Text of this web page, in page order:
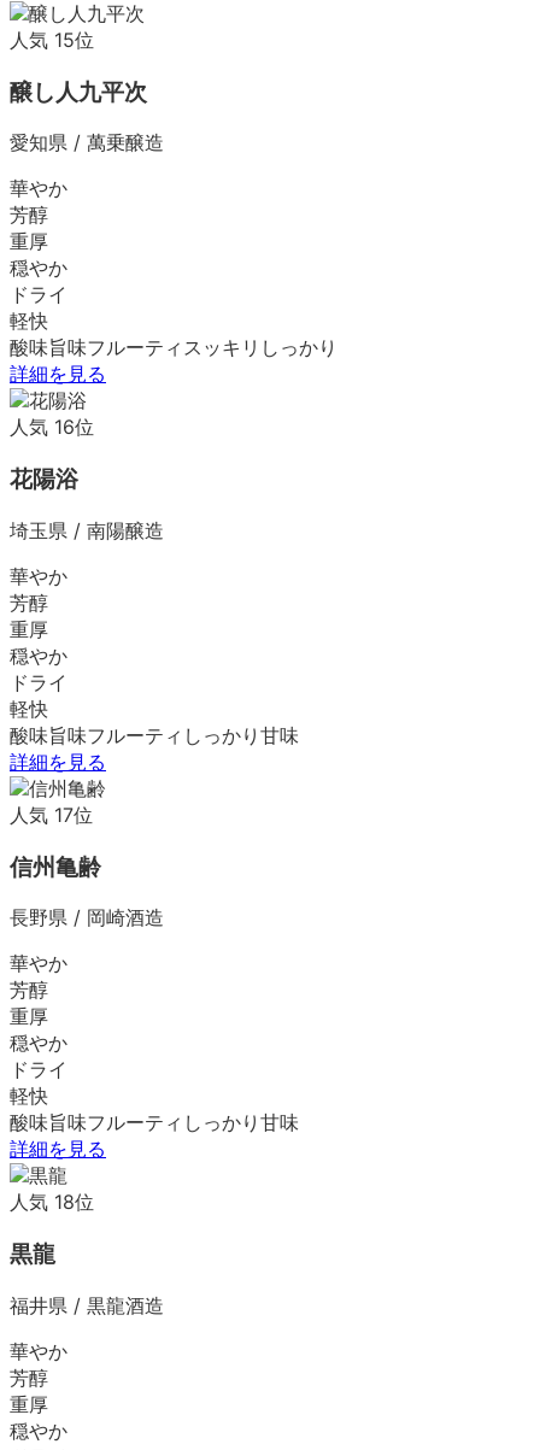
人気 15位
醸し人九平次
愛知県 / 萬乗醸造
華やか
芳醇
重厚
穏やか
ドライ
軽快
酸味旨味フルーティ スッキリ しっかり
詳細を見る
人気 16位
花陽浴
埼玉県 / 南陽醸造
華やか
芳醇
重厚
穏やか
ドライ
軽快
酸味旨味フルーティ しっかり 甘味
詳細を見る
人気 17位
信州亀齢
長野県 / 岡崎酒造
華やか
芳醇
重厚
穏やか
ドライ
軽快
酸味旨味フルーティ しっかり 甘味
詳細を見る
人気 18位
黒龍
福井県 / 黒龍酒造
華やか
芳醇
重厚
穏やか